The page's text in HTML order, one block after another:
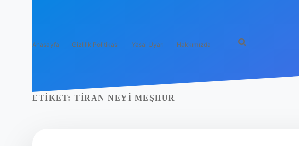
Anasayfa Gizlilik Politikası Yasal Uyarı Hakkımızda
ETIKET: TIRAN NEYI MEŞHUR